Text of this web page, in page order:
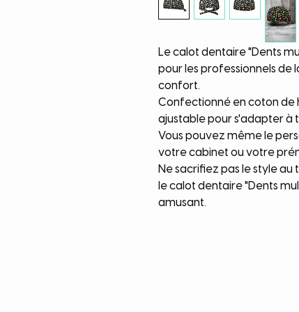
Le calot dentaire "Dents
pour les professionnels de
confort.
Confectionné en coton de
ajustable pour s'adapter à
Vous pouvez même le
votre cabinet ou votre
Ne sacrifiez pas le style
le calot dentaire "Dents
amusant.